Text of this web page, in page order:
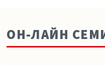
ОН-ЛАЙН